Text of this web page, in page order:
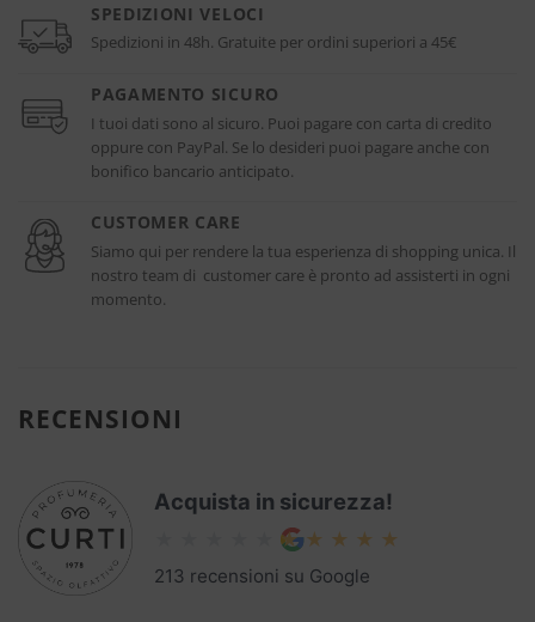
SPEDIZIONI VELOCI
Spedizioni in 48h. Gratuite per ordini superiori a 45€
PAGAMENTO SICURO
I tuoi dati sono al sicuro. Puoi pagare con carta di credito
oppure con PayPal. Se lo desideri puoi pagare anche con
bonifico bancario anticipato.
CUSTOMER CARE
Siamo qui per rendere la tua esperienza di shopping unica. Il
nostro team di customer care è pronto ad assisterti in ogni
momento.
RECENSIONI
Acquista in sicurezza!
213 recensioni su Google